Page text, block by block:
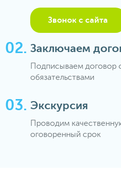
Звонок с сайта
Заключаем
Подписываем договор
обязательствами
Экскурсия
Проводим
оговоренный срок